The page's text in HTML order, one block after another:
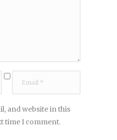
and website in this
time I comment.